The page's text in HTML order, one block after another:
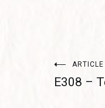
ARTICLE
E308 –